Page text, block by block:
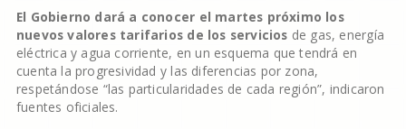
El Gobierno dará a conocer el martes próximo los
nuevos valores tarifarios de los servicios de gas, energía
eléctrica y agua corriente, en un esquema que tendrá en
cuenta la progresividad y las diferencias por zona,
respetándose “las particularidades de cada región”, indicaron
fuentes oficiales.